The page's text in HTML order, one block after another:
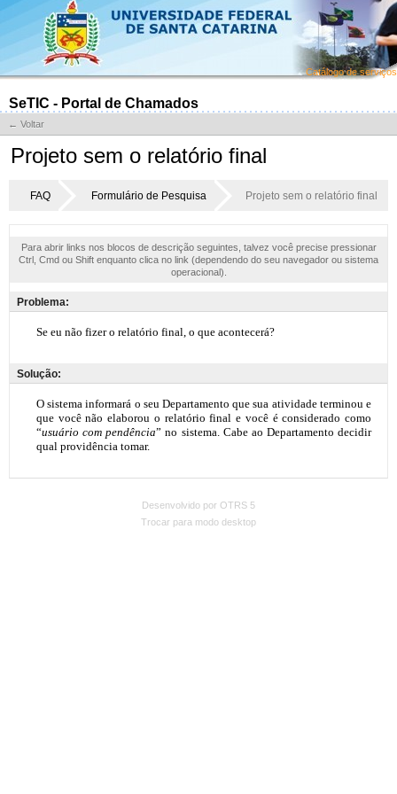
Catálogo de serviços
SeTIC - Portal de Chamados
← Voltar
Projeto sem o relatório final
FAQ Formulário de Pesquisa Projeto sem o relatório final
Para abrir links nos blocos de descrição seguintes, talvez você precise pressionar
Ctrl, Cmd ou Shift enquanto clica no link (dependendo do seu navegador ou sistema
operacional).
Problema:
Solução:
Desenvolvido por OTRS 5
Trocar para modo desktop